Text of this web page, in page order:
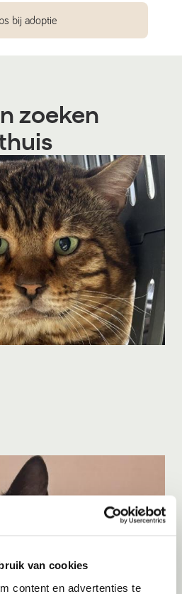
van cookies
content en advertenties te
bij adoptie
zoeken